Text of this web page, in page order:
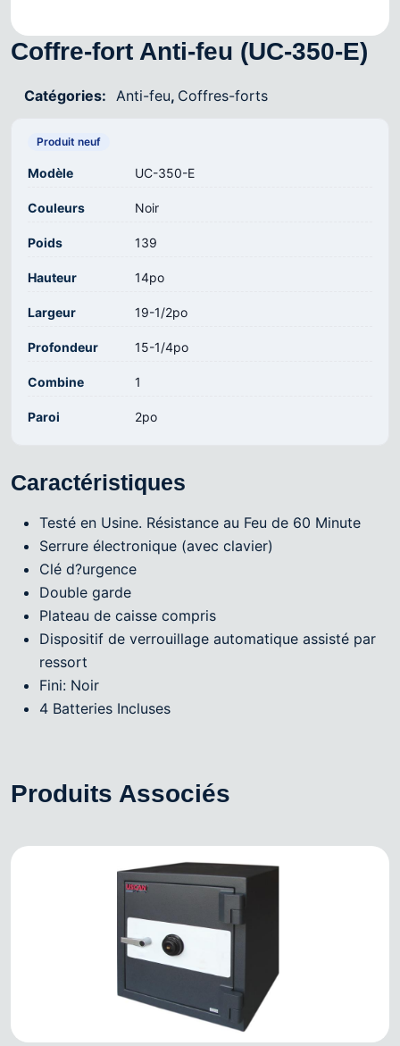
Coffre-fort Anti-feu (UC-350-E)
Catégories: Anti-feu, Coffres-forts
Produit neuf
Modèle UC-350-E
Couleurs Noir
Poids 139
Hauteur 14po
Largeur 19-1/2po
Profondeur 15-1/4po
Combine 1
Paroi 2po
Caractéristiques
Testé en Usine. Résistance au Feu de 60 Minute
Serrure électronique (avec clavier)
Clé d?urgence
Double garde
Plateau de caisse compris
Dispositif de verrouillage automatique assisté par
ressort
Fini: Noir
4 Batteries Incluses
Produits Associés